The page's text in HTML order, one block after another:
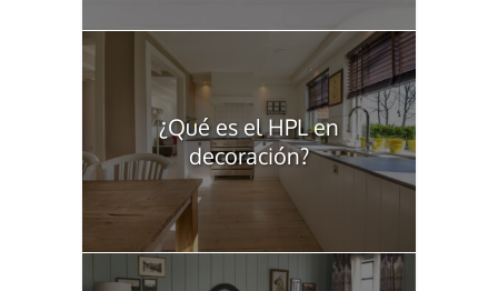
¿Qué es el HPL en
decoración?